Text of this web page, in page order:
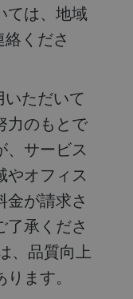
ては、地域
くださ
力のもとで
、サービス
やオフィス
金が請求さ
了承くださ
、品質向上
ます。